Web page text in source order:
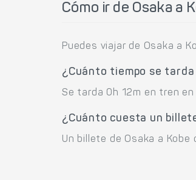
Cómo ir de Osaka a
Puedes viajar de Osaka a
¿Cuánto tiempo se tarda
Se tarda 0h 12m en tren en
¿Cuánto cuesta un
Un billete de Osaka a